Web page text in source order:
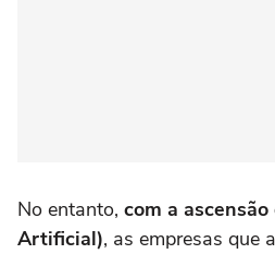
No entanto, com a
Artificial), as empresas que